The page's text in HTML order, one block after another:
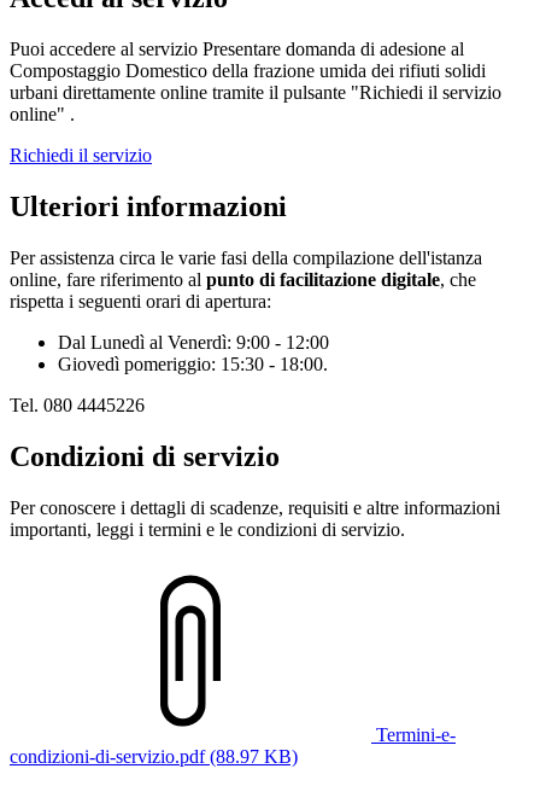
Puoi accedere al servizio Presentare domanda di adesione al
Compostaggio Domestico della frazione umida dei rifiuti solidi
urbani direttamente online tramite il pulsante "Richiedi il servizio
online" .
Richiedi il servizio
Ulteriori informazioni
Per assistenza circa le varie fasi della compilazione dell'istanza
online, fare riferimento al punto di facilitazione digitale, che
rispetta i seguenti orari di apertura:
Dal Lunedì al Venerdì: 9:00 - 12:00
Giovedì pomeriggio: 15:30 - 18:00.
Tel. 080 4445226
Condizioni di servizio
Per conoscere i dettagli di scadenze, requisiti e altre informazioni
importanti, leggi i termini e le condizioni di servizio.
Termini-e-
condizioni-di-servizio.pdf (88.97 KB)